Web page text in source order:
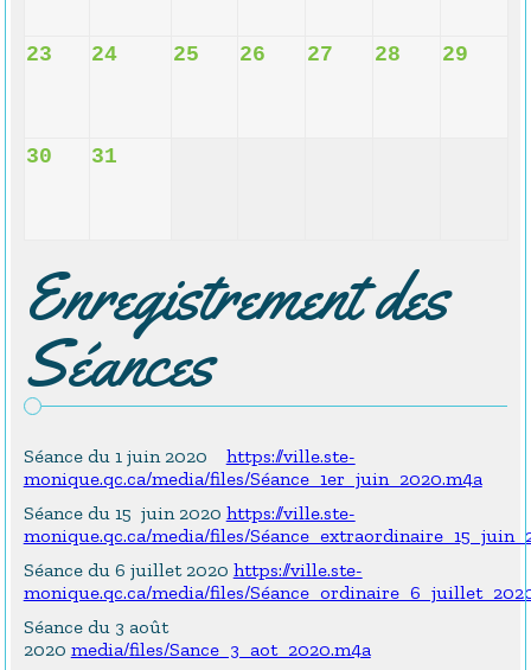
23 24 25 26 27 28 29
30 31
Enregistrement des
Séances
Séance du 1 juin 2020 https://ville.ste-
monique.qc.ca/media/files/Séance_1er_juin_2020.m4a
Séance du 15 juin 2020 https://ville.ste-
monique.qc.ca/media/files/
Séance du 6 juillet 2020 https://ville.ste-
monique.qc.ca/media/files/
Séance du 3 août
2020 media/files/Sance_3_aot_2020.m4a